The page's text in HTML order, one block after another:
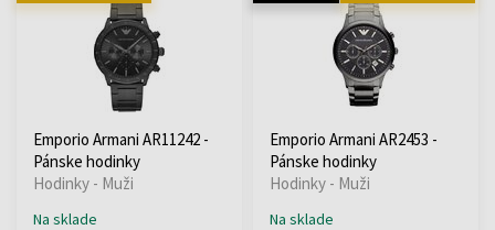
Emporio Armani AR11242 -
Pánske hodinky
Hodinky - Muži
Na sklade
Emporio Armani AR2453 -
Pánske hodinky
Hodinky - Muži
Na sklade